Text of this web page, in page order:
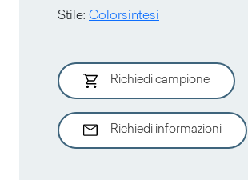
Stile: Colorsintesi
Richiedi campione
Richiedi informazioni